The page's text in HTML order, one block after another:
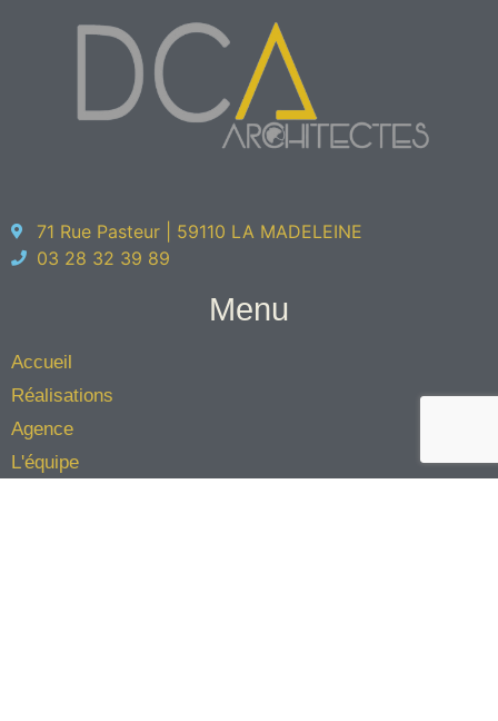
71 Rue Pasteur | 59110 LA MADELEINE
03 28 32 39 89
Menu
Accueil
Réalisations
Agence
L'équipe